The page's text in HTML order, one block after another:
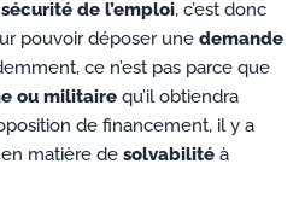
sécurité de l’emploi, c’est donc
pouvoir déposer une demande
ce n’est pas parce que
ou militaire qu’il obtiendra
de financement, il y a
matière de solvabilité à